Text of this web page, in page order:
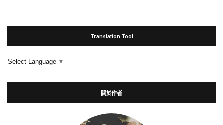
Translation Tool
Select Language ▼
關於作者